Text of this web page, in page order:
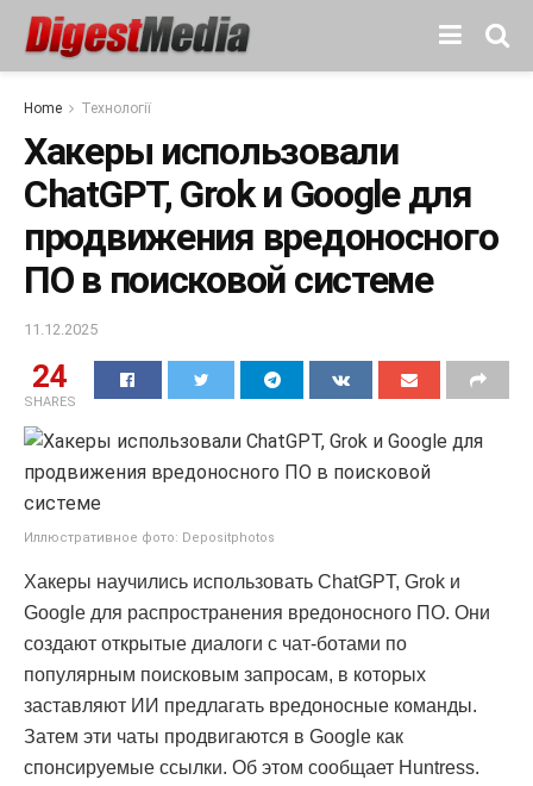
Home Технології
Хакеры использовали
ChatGPT, Grok и Google для
продвижения вредоносного
ПО в поисковой системе
11.12.2025
24
SHARES
Иллюстративное фото: Depositphotos
Хакеры научились использовать ChatGPT, Grok и
Google для распространения вредоносного ПО. Они
создают открытые диалоги с чат-ботами по
популярным поисковым запросам, в которых
заставляют ИИ предлагать вредоносные команды.
Затем эти чаты продвигаются в Google как
спонсируемые ссылки. Об этом сообщает Huntress.